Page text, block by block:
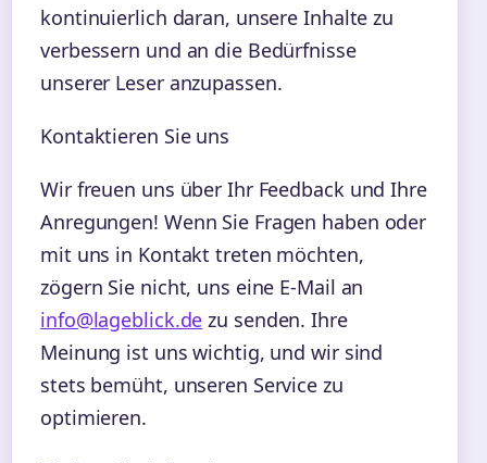
kontinuierlich daran, unsere Inhalte zu
verbessern und an die Bedürfnisse
unserer Leser anzupassen.
Kontaktieren Sie uns
Wir freuen uns über Ihr Feedback und Ihre
Anregungen! Wenn Sie Fragen haben oder
mit uns in Kontakt treten möchten,
zögern Sie nicht, uns eine E-Mail an
info@lageblick.de zu senden. Ihre
Meinung ist uns wichtig, und wir sind
stets bemüht, unseren Service zu
optimieren.